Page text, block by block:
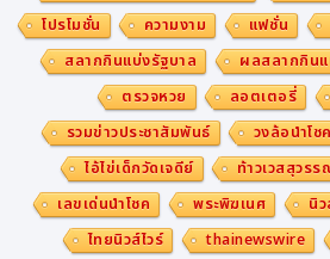
ถพิสูจน์คุณภาพได้จริงและจับต้องได้"
ท้าย
โดยในพิธีลงนามความร่วมมือระหว่
y of Leicester ได้มีผู้แทนสำคัญจา
มิตรเข้าร่วมมากมาย อาทิ
โปรโมชั่น
ความงาม แฟชั่น
สลากกินแบ่งรัฐบาล
ผลสลากกิน
ตรวจหวย
ลอตเตอรี่
รวมข่าวประชาสัมพันธ์
วงล้อนำโชค
ไอ้ไข่เด็กวัดเจดีย์
ท้าวเวสสุวรร
เลขเด่นนำโชค
พระพิฆเนศ นิว
ไทยนิวส์ไวร์
thainewswire